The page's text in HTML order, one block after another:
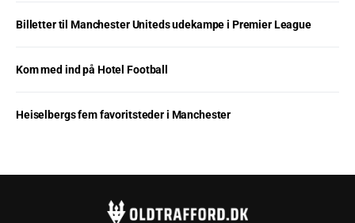
Billetter til Manchester Uniteds udekampe i Premier League
Kom med ind på Hotel Football
Heiselbergs fem favoritsteder i Manchester